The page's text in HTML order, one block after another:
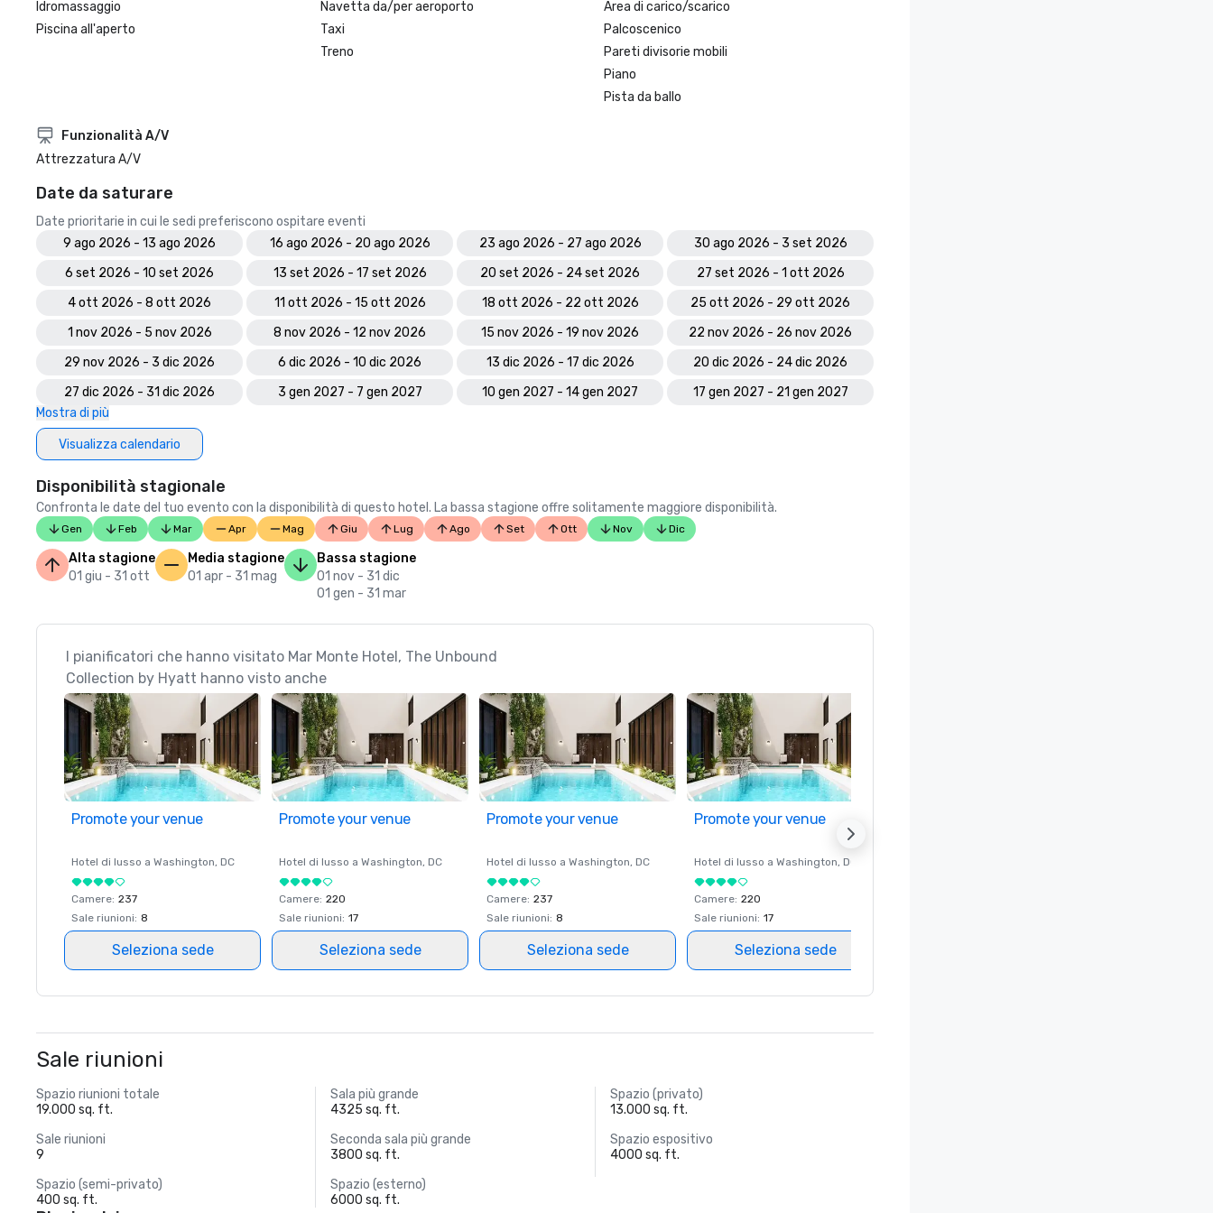
Idromassaggio
Piscina all'aperto
Navetta da/per aeroporto
Taxi
Treno
Area di carico/scarico
Palcoscenico
Pareti divisorie mobili
Piano
Pista da ballo
Funzionalità A/V
Attrezzatura A/V
Date da saturare
Date prioritarie in cui le sedi preferiscono ospitare eventi
9 ago 2026 - 13 ago 2026
16 ago 2026 - 20 ago 2026 23 ago 2026 - 27 ago 2026
30 ago 2026 - 3 set 2026
6 set 2026 - 10 set 2026
13 set 2026 - 17 set 2026 20 set 2026 - 24 set 2026
27 set 2026 - 1 ott 2026
4 ott 2026 - 8 ott 2026
11 ott 2026 - 15 ott 2026 18 ott 2026 - 22 ott 2026
25 ott 2026 - 29 ott 2026
1 nov 2026 - 5 nov 2026
8 nov 2026 - 12 nov 2026 15 nov 2026 - 19 nov 2026
22 nov 2026 - 26 nov 2026
29 nov 2026 - 3 dic 2026
6 dic 2026 - 10 dic 2026 13 dic 2026 - 17 dic 2026
20 dic 2026 - 24 dic 2026
27 dic 2026 - 31 dic 2026
3 gen 2027 - 7 gen 2027 10 gen 2027 - 14 gen 2027
17 gen 2027 - 21 gen 2027
Mostra di più
Visualizza calendario
Disponibilità stagionale
Confronta le date del tuo evento con la disponibilità di questo hotel. La bassa stagione offre solitamente maggiore disponibilità.
Gen Feb Mar Apr Mag Giu Lug Ago Set Ott Nov Dic
Alta stagione
01 giu - 31 ott
Media stagione
01 apr - 31 mag
Bassa stagione
01 nov - 31 dic
01 gen - 31 mar
I pianificatori che hanno visitato Mar Monte Hotel, The Unbound
Collection by Hyatt hanno visto anche
Promote your venue
Hotel di lusso a Washington, DC
Camere: 237
Sale riunioni: 8
Seleziona sede
Promote your venue
Hotel di lusso a Washington, DC
Camere: 220
Sale riunioni: 17
Seleziona sede
Promote your venue
Hotel di lusso a Washington, DC
Camere: 237
Sale riunioni: 8
Seleziona sede
Promote your venue
Hotel di lusso a Washington, DC
Camere: 220
Sale riunioni: 17
Seleziona sede
Sale riunioni
Spazio riunioni totale
19.000 sq. ft.
Sala più grande
4325 sq. ft.
Spazio (privato)
13.000 sq. ft.
Sale riunioni
9
Seconda sala più grande
3800 sq. ft.
Spazio espositivo
4000 sq. ft.
Spazio (semi-privato)
400 sq. ft.
Spazio (esterno)
6000 sq. ft.